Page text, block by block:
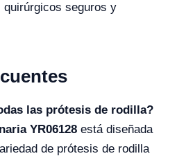
seguros y
las prótesis de rodilla?
YR06128 está diseñada
de prótesis de rodilla